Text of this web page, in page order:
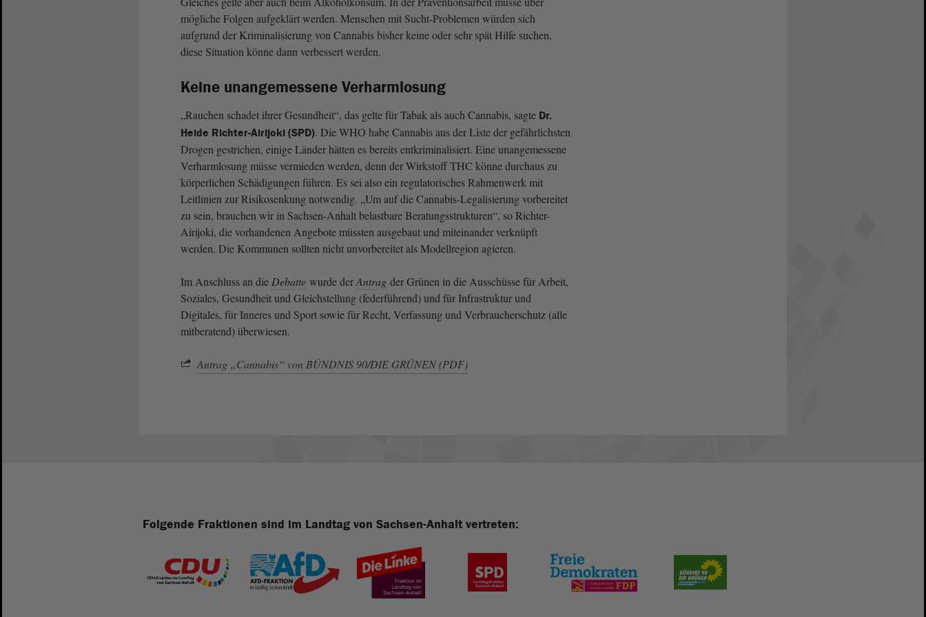
mögliche Folgen aufgeklärt werden. Menschen mit Sucht-Problemen würden sich
aufgrund der Kriminalisierung von Cannabis bisher keine oder sehr spät Hilfe suchen,
diese Situation könne dann verbessert werden.
Keine unangemessene Verharmlosung
„Rauchen schadet ihrer Gesundheit“, das gelte für Tabak als auch Cannabis, sagte Dr.
Heide Richter-Airijoki (SPD). Die WHO habe Cannabis aus der Liste der gefährlichsten
Drogen gestrichen, einige Länder hätten es bereits entkriminalisiert. Eine unangemessene
Verharmlosung müsse vermieden werden, denn der Wirkstoff THC könne durchaus zu
körperlichen Schädigungen führen. Es sei also ein regulatorisches Rahmenwerk mit
Leitlinien zur Risikosenkung notwendig. „Um auf die Cannabis-Legalisierung vorbereitet
zu sein, brauchen wir in Sachsen-Anhalt belastbare Beratungsstrukturen“, so Richter-
Airijoki, die vorhandenen Angebote müssten ausgebaut und miteinander verknüpft
werden. Die Kommunen sollten nicht unvorbereitet als Modellregion agieren.
Im Anschluss an die Debatte wurde derAntrag der Grünen in die Ausschüsse für Arbeit,
Soziales, Gesundheit und Gleichstellung (federführend) und für Infrastruktur und
Digitales, für Inneres und Sport sowie für Recht, Verfassung und Verbraucherschutz (alle
mitberatend) überwiesen.
Antrag „Cannabis“ von BÜNDNIS 90/DIE GRÜNEN (PDF)
Folgende Fraktionen sind im Landtag von Sachsen-Anhalt vertreten: